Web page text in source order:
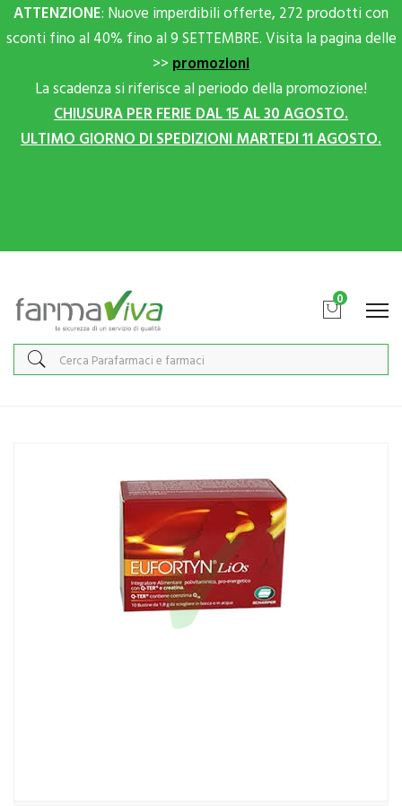
ATTENZIONE: Nuove imperdibili offerte, 272 prodotti con
sconti fino al 40% fino al 9 SETTEMBRE. Visita la pagina delle
>> promozioni
La scadenza si riferisce al periodo della promozione!
CHIUSURA PER FERIE DAL 15 AL 30 AGOSTO.
ULTIMO GIORNO DI SPEDIZIONI MARTEDI 11 AGOSTO.
0